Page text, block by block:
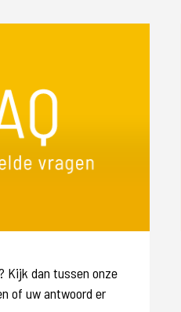
Kijk dan tussen onze
of uw antwoord er